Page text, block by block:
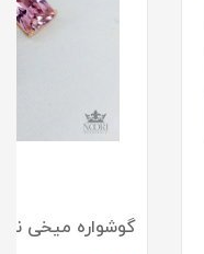
گوشواره میخی